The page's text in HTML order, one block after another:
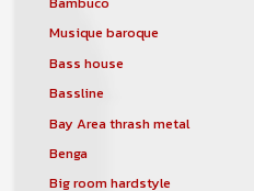
Musique baroque
Bass house
Bassline
Bay Area thrash metal
Benga
Big room hardstyle